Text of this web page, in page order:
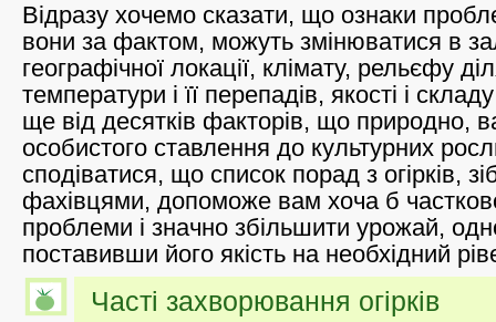
Відразу хочемо сказати, що ознаки
вони за фактом, можуть змінюватися в
географічної локації, клімату, рельєфу
температури і її перепадів, якості і
ще від десятків факторів, що природно,
особистого ставлення до культурних
сподіватися, що список порад з огірків,
фахівцями, допоможе вам хоча б
проблеми і значно збільшити урожай,
поставивши його якість на необхідний
Часті захворювання огірків